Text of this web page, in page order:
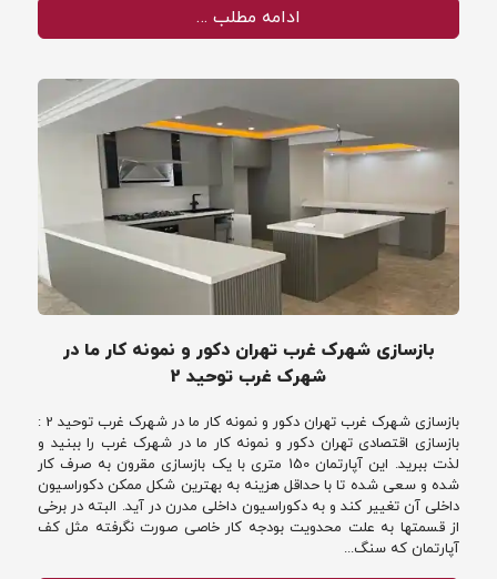
ادامه مطلب …
بازسازی شهرک غرب تهران دکور و نمونه کار ما در
شهرک غرب توحید 2
بازسازی شهرک غرب تهران دکور و نمونه کار ما در شهرک غرب توحید 2 :
بازسازی اقتصادی تهران دکور و نمونه کار ما در شهرک غرب را ببنید و
لذت ببرید. این آپارتمان 150 متری با یک بازسازی مقرون به صرف کار
شده و سعی شده تا با حداقل هزینه به بهترین شکل ممکن دکوراسیون
داخلی آن تغییر کند و به دکوراسیون داخلی مدرن در آید. البته در برخی
از قسمتها به علت محدویت بودجه کار خاصی صورت نگرفته مثل کف
آپارتمان که سنگ...